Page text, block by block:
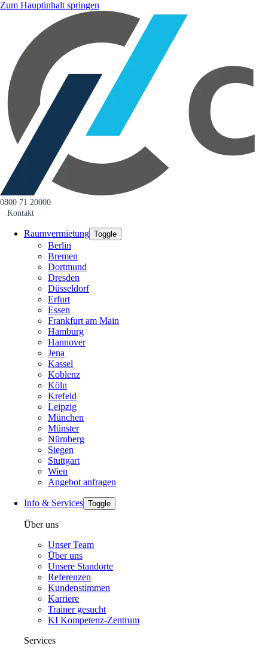
Zum Hauptinhalt springen
0800 71 20000
Kontakt
Raumvermietung Toggle
Berlin
Bremen
Dortmund
Dresden
Düsseldorf
Erfurt
Essen
Frankfurt am Main
Hamburg
Hannover
Jena
Kassel
Koblenz
Köln
Krefeld
Leipzig
München
Münster
Nürnberg
Siegen
Stuttgart
Wien
Angebot anfragen
Info & Services Toggle
Über uns
Unser Team
Über uns
Unsere Standorte
Referenzen
Kundenstimmen
Karriere
Trainer gesucht
KI Kompetenz-Zentrum
Services